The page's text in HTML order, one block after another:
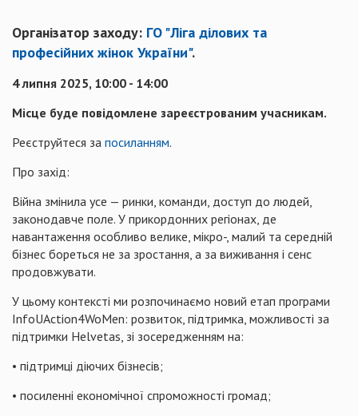
Організатор заходу: ГО "Ліга ділових та
професійних жінок України".
4 липня 2025, 10:00 - 14:00
Місце буде повідомлене зареєстрованим учасникам.
Реєструйтеся за посиланням.
Про захід:
Війна змінила усе — ринки, команди, доступ до людей,
законодавче поле. У прикордонних регіонах, де
навантаження особливо велике, мікро-, малий та середній
бізнес бореться не за зростання, а за виживання і сенс
продовжувати.
У цьому контексті ми розпочинаємо новий етап програми
InfoUAction4WoMen: розвиток, підтримка, можливості за
підтримки Helvetas, зі зосередженням на:
• підтримці діючих бізнесів;
• посиленні економічної спроможності громад;